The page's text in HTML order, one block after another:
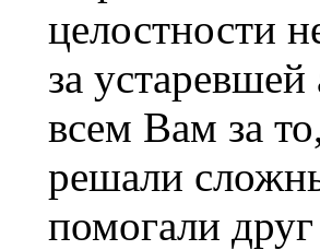
целостности
за
всем Вам за
решали
помогали друг